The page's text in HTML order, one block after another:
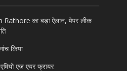
का बड़ा ऐलान, पेपर लीक
किया
एज एयर फ्रायर